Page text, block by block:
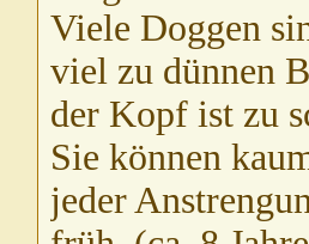
Viele Doggen
viel zu dünnen
der Kopf ist zu
Sie können
jeder